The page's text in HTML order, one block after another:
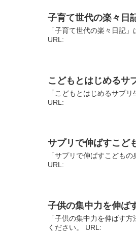
子育て世代の楽々日
「子育て世代の楽々日記
URL:
こどもとはじめるサ
「こどもとはじめるサプ
URL:
サプリで伸ばすこど
「サプリで伸ばすこども
URL:
子供の集中力を伸ば
「子供の集中力を伸ばす
ください。 URL: